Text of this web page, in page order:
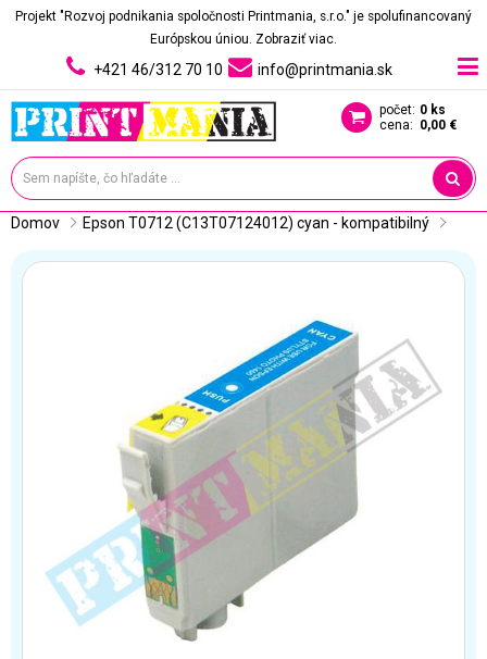
Projekt "Rozvoj podnikania spoločnosti Printmania, s.r.o." je spolufinancovaný
Európskou úniou. Zobraziť viac.
+421 46/312 70 10 info@printmania.sk
počet: 0 ks
cena: 0,00 €
Domov Epson T0712 (C13T07124012) cyan - kompatibilný